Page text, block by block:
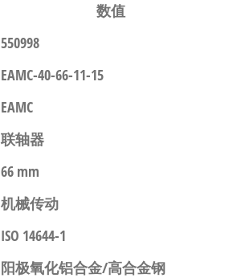
数值
550998
EAMC-40-66-11-15
EAMC
联轴器
66 mm
机械传动
ISO 14644-1
阳极氧化铝合金/高合金钢